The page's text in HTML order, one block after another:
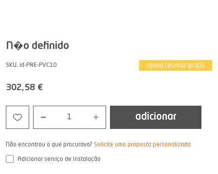
N�o definido
SKU. id-PRE-PVC10 apoio técnico grátis
302,58 €
1 adicionar
Não encontrou o que procurava? Solicite uma proposta personalizada
Adicionar serviço de instalação